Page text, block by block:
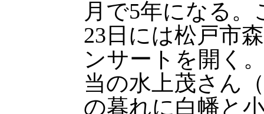
月で5年になる
23日には松戸市
ンサートを開く
当の水上茂さん
の暮れに白幡と